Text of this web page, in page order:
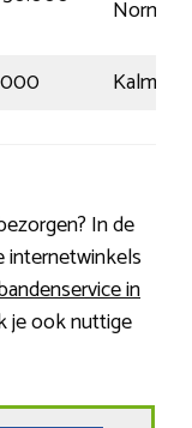
Normaal
Kalm
In de
internetwinkels
in
je ook nuttige